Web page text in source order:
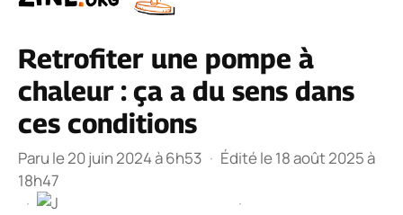
Retrofiter une pompe à
chaleur : ça a du sens dans
ces conditions
Paru le 20 juin 2024 à 6h53 · Édité le 18 août 2025 à
18h47
·
·